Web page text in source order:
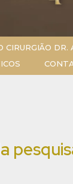
CIRURGIÃO DR.